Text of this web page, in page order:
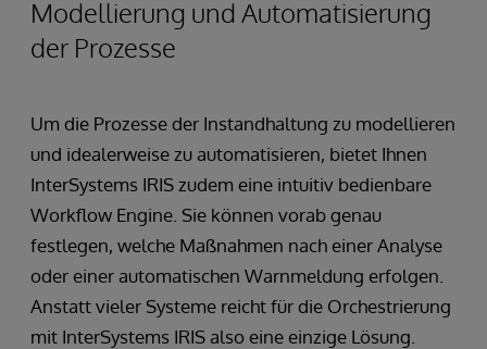
Modellierung und Automatisierung
der Prozesse
Um die Prozesse der Instandhaltung zu modellieren
und idealerweise zu automatisieren, bietet Ihnen
InterSystems IRIS zudem eine intuitiv bedienbare
Workflow Engine. Sie können vorab genau
festlegen, welche Maßnahmen nach einer Analyse
oder einer automatischen Warnmeldung erfolgen.
Anstatt vieler Systeme reicht für die Orchestrierung
mit InterSystems IRIS also eine einzige Lösung.